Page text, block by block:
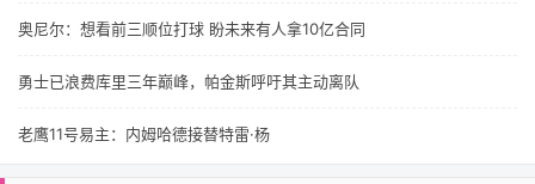
奥尼尔：想看前三顺位打球 盼未来有人拿10亿合同
勇士已浪费库里三年巅峰，帕金斯呼吁其主动离队
老鹰11号易主：内姆哈德接替特雷·杨